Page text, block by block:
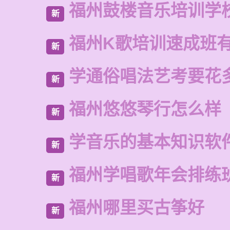
新 福州鼓楼音乐培训学
新 福州K歌培训速成班
新 学通俗唱法艺考要花
新 福州悠悠琴行怎么样
新 学音乐的基本知识软
新 福州学唱歌年会排练
新 福州哪里买古筝好